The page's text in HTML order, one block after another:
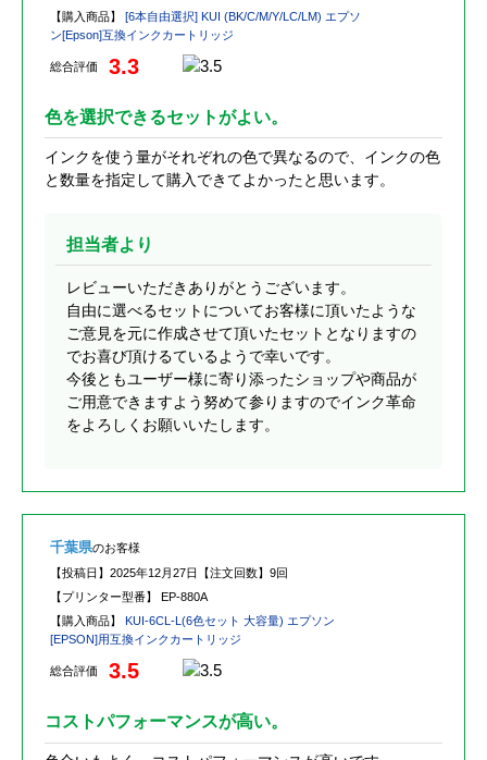
【購入商品】 [6本自由選択] KUI (BK/C/M/Y/LC/LM) エプソ
ン[Epson]互換インクカートリッジ
総合評価 3.3
色を選択できるセットがよい。
インクを使う量がそれぞれの色で異なるので、インクの色
と数量を指定して購入できてよかったと思います。
担当者より
レビューいただきありがとうございます。
自由に選べるセットについてお客様に頂いたような
ご意見を元に作成させて頂いたセットとなりますの
でお喜び頂けるているようで幸いです。
今後ともユーザー様に寄り添ったショップや商品が
ご用意できますよう努めて参りますのでインク革命
をよろしくお願いいたします。
千葉県のお客様
【投稿日】 2025年12月27日 【注文回数】 9回
【プリンター型番】 EP-880A
【購入商品】 KUI-6CL-L(6色セット 大容量) エプソン
[EPSON]用互換インクカートリッジ
総合評価 3.5
コストパフォーマンスが高い。